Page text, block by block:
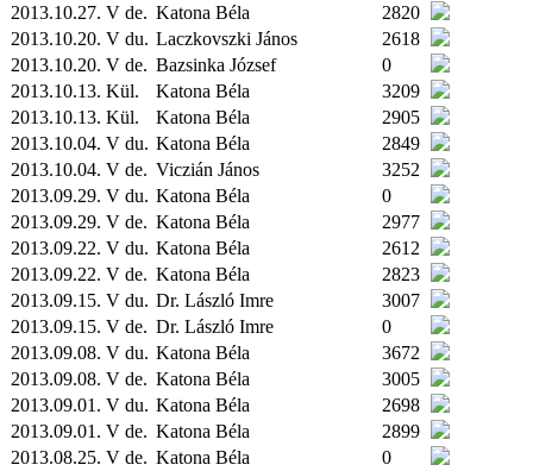
2013.10.27. V de. Katona Béla
2820
2013.10.20. V du. Laczkovszki János
2618
2013.10.20. V de. Bazsinka József
0
2013.10.13. Kül. Katona Béla
3209
2013.10.13. Kül. Katona Béla
2905
2013.10.04. V du. Katona Béla
2849
2013.10.04. V de. Viczián János
3252
2013.09.29. V du. Katona Béla
0
2013.09.29. V de. Katona Béla
2977
2013.09.22. V du. Katona Béla
2612
2013.09.22. V de. Katona Béla
2823
2013.09.15. V du. Dr. László Imre
3007
2013.09.15. V de. Dr. László Imre
0
2013.09.08. V du. Katona Béla
3672
2013.09.08. V de. Katona Béla
3005
2013.09.01. V du. Katona Béla
2698
2013.09.01. V de. Katona Béla
2899
2013.08.25. V de. Katona Béla
0